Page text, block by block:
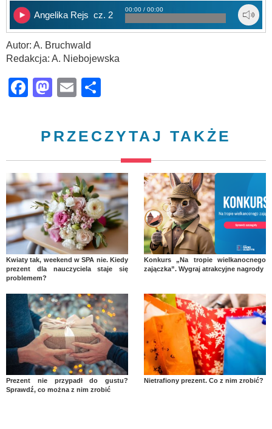
Angelika Rejs cz. 2
00:00 / 00:00
Autor: A. Bruchwald
Redakcja: A. Niebojewska
Facebook
Mastodon
Email
PRZECZYTAJ TAKŻE
Kwiaty tak, weekend w SPA nie. Kiedy
prezent dla nauczyciela staje się
problemem?
Konkurs „Na tropie wielkanocnego
zajączka”. Wygraj atrakcyjne nagrody
Prezent nie przypadł do gustu?
Sprawdź, co można z nim zrobić
Nietrafiony prezent. Co z nim zrobić?